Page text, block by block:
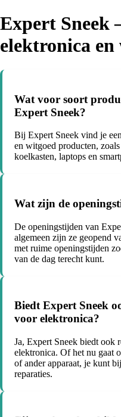
Expert Sneek
elektronica en
Wat voor soort
Expert Sneek?
Bij Expert Sneek vind je
en witgoed producten,
koelkasten, laptops en
Wat zijn de
De openingstijden van
algemeen zijn ze geopend
met ruime openingstijden
van de dag terecht kunt.
Biedt Expert Sneek
voor elektronica?
Ja, Expert Sneek biedt ook
elektronica. Of het nu gaat
of ander apparaat, je kunt
reparaties.